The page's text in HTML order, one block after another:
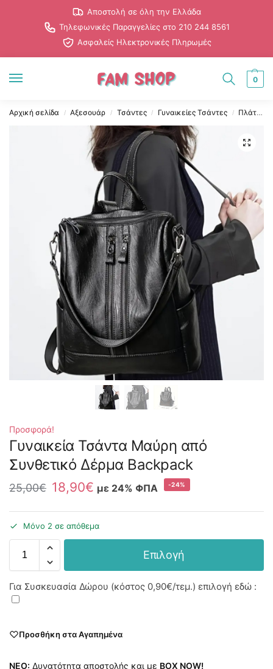
Αποστολή σε όλη την Ελλάδα
Τηλεφωνικές Παραγγελίες στο 210 244 8561
Ασφαλείς Ηλεκτρονικές Πληρωμές
0
Αρχική σελίδα / Αξεσουάρ / Τσάντες / Γυναικείες Τσάντες / Πλάτης
Προσφορά!
Γυναικεία Τσάντα Μαύρη από
Συνθετικό Δέρμα Backpack
25,00€ 18,90€ με 24% ΦΠΑ -24%
Μόνο 2 σε απόθεμα
Επιλογή
Για Συσκευασία Δώρου (κόστος 0,90€/τεμ.) επιλογή εδώ :
Προσθήκη στα Αγαπημένα
NEO: Δυνατότητα αποστολής και με BOX NOW!